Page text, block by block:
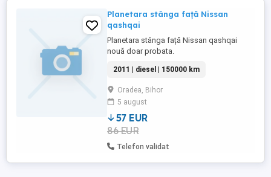
Planetara stânga față Nissan
qashqai
Planetara stânga față Nissan qashqai
nouă doar probata.
2011 | diesel | 150000 km
Oradea, Bihor
5 august
57 EUR
86 EUR
Telefon validat